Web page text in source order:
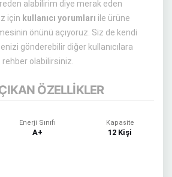
alabilirim diye merak eden
için kullanıcı yorumları ile ürüne
önünü açıyoruz. Siz de kendi
gönderebilir diğer kullanıcılara
rehber olabilirsiniz.
ÖZELLİKLER
Enerji Sınıfı
A+
Kapasite
12 Kişi